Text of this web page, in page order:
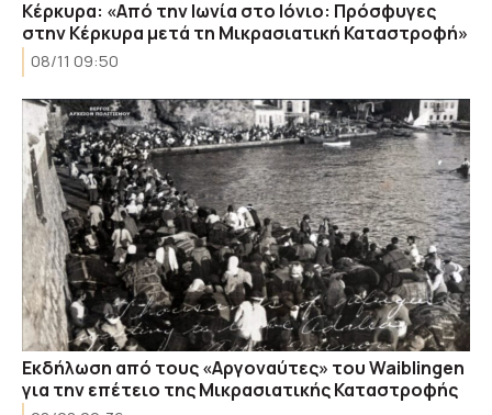
Κέρκυρα: «Από την Ιωνία στο Ιόνιο: Πρόσφυγες
στην Κέρκυρα μετά τη Μικρασιατική Καταστροφή»
08/11 09:50
Εκδήλωση από τους «Αργοναύτες» του Waiblingen
για την επέτειο της Μικρασιατικής Καταστροφής